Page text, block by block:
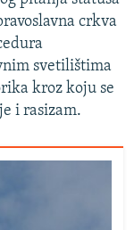
crkva
svetilištima
kroz koju se
i rasizam.